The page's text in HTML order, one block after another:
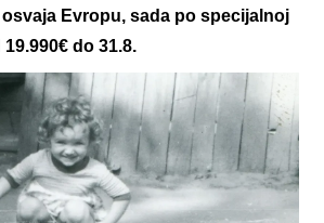
Evropu, sada po specijalnoj
do 31.8.